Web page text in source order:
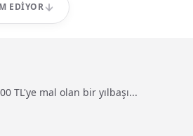
EDIYOR
TL'ye mal olan bir yılbaşı...